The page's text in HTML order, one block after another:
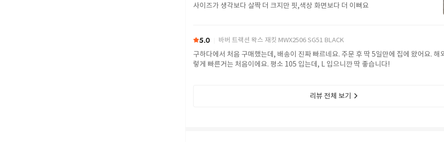
사이즈가 생각보다 살짝 더 크지만 핏,색상 화면보다 더 이뻐요
5.0 바버 트랙션 왁스 재킷 MWX2506 SG51 BLACK
구하다에서 처음 구매했는데, 배송이 진짜 빠르네요. 주문 후 딱 5일만에 집에 왔어요. 해
렇게 빠른거는 처음이에요. 평소 105 입는데, L 입으니깐 딱 좋습니다!
리뷰 전체 보기